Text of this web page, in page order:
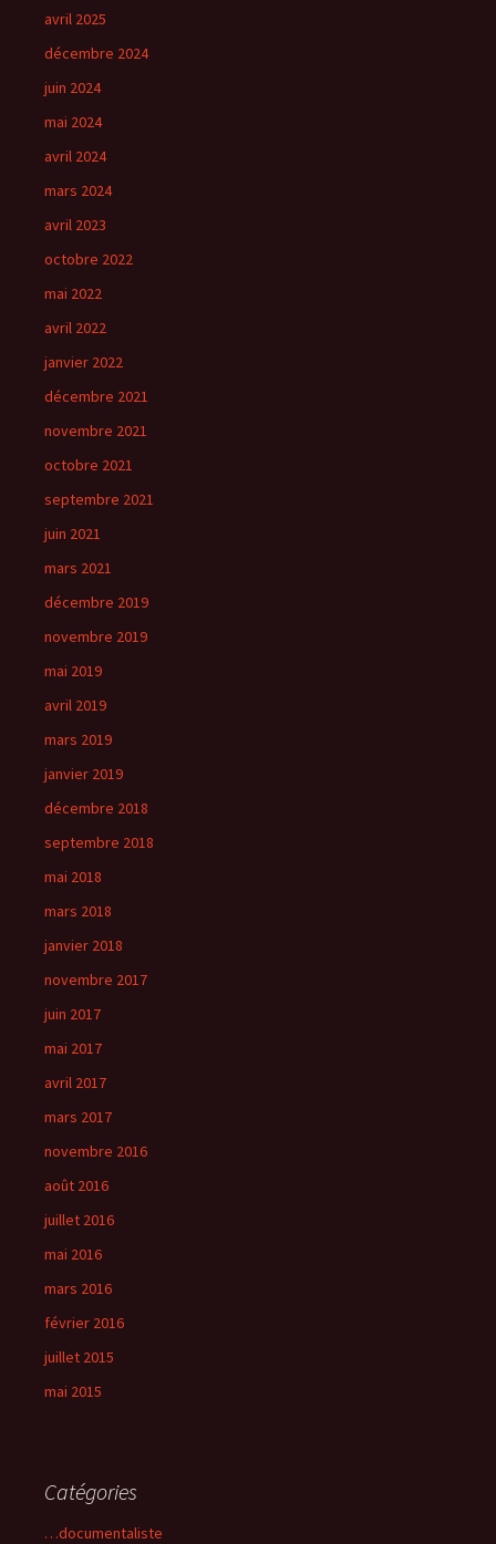
avril 2025
décembre 2024
juin 2024
mai 2024
avril 2024
mars 2024
avril 2023
octobre 2022
mai 2022
avril 2022
janvier 2022
décembre 2021
novembre 2021
octobre 2021
septembre 2021
juin 2021
mars 2021
décembre 2019
novembre 2019
mai 2019
avril 2019
mars 2019
janvier 2019
décembre 2018
septembre 2018
mai 2018
mars 2018
janvier 2018
novembre 2017
juin 2017
mai 2017
avril 2017
mars 2017
novembre 2016
août 2016
juillet 2016
mai 2016
mars 2016
février 2016
juillet 2015
mai 2015
Catégories
…documentaliste